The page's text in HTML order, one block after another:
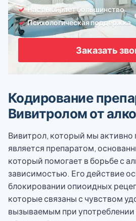
Нас выбирает большинство
Психологическая поддержка
Заказать
Кодирование
Вивитролом от
Вивитрол, который мы активно
является препаратом,
который помогает в борьбе с
зависимостью. Его действие
блокировании опиоидных
которые связаны с чувством
вызываемым при употреблении